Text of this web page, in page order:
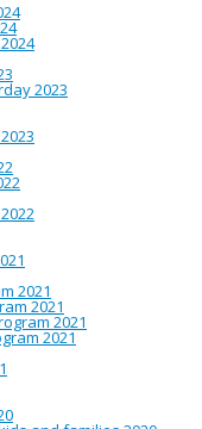
2023
2021
2021
2021
2021
Oja, puh. 044
Vilenius, puh.
Harri Filppa, 050
ja -
a historical grid plan area